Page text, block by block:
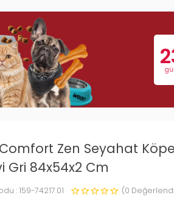
Zen Seyahat
Gri 84x54x2 Cm
: 159-74217.01 (0